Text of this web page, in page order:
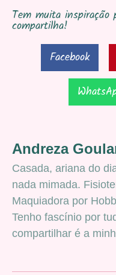
Tem muita
compartilha!
Facebook
Andreza
Casada, ariana do
nada mimada.
Maquiadora por
Tenho fascínio por
compartilhar é a